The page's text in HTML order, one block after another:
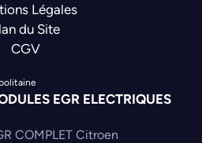
Légales
du Site
CGV
EGR ELECTRIQUES
COMPLET Citroen